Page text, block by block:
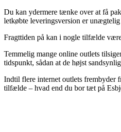
Du kan ydermere tænke over at få
letkøbte leveringsversion er
Fragttiden på kan i nogle tilfælde
Temmelig mange online outlets
tidspunkt, sådan at de højst
Indtil flere internet outlets frembyder
tilfælde – hvad end du bor tæt på